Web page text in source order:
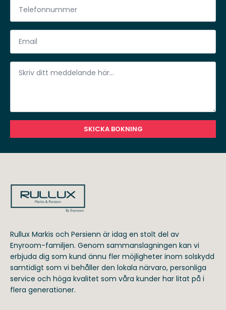
EMAIL
MEDDELANDE
SKICKA BOKNING
Rullux Markis och Persienn är idag en stolt del av
Enyroom-familjen. Genom sammanslagningen kan vi
erbjuda dig som kund ännu fler möjligheter inom solskydd
samtidigt som vi behåller den lokala närvaro, personliga
service och höga kvalitet som våra kunder har litat på i
flera generationer.